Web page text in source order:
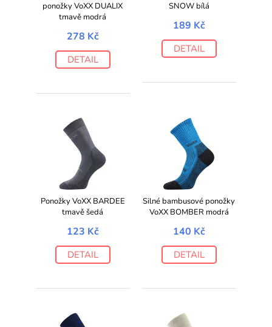
ponožky VoXX DUALIX
tmavě modrá
278 Kč
DETAIL
SNOW bílá
189 Kč
DETAIL
Ponožky VoXX BARDEE
tmavě šedá
123 Kč
DETAIL
Silné bambusové ponožky
VoXX BOMBER modrá
140 Kč
DETAIL